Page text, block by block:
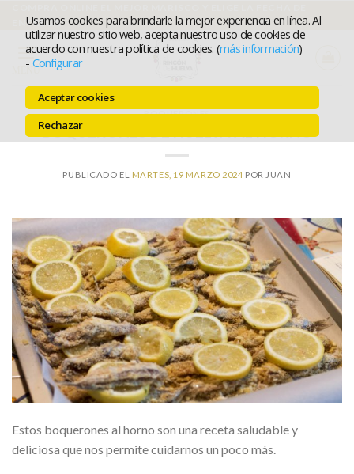
Usamos cookies para brindarle la mejor experiencia en línea. Al
utilizar nuestro sitio web, acepta nuestro uso de cookies de
acuerdo con nuestra política de cookies. (más información)
- Configurar
Aceptar cookies
Rechazar
contenido
ENTREGA
MENÚ
BOQUERONES
BOQUERONES DE HUELVA AL HORNO
PUBLICADO EL MARTES, 19 MARZO 2024 POR JUAN
Estos boquerones al horno son una receta saludable y
deliciosa que nos permite cuidarnos un poco más.